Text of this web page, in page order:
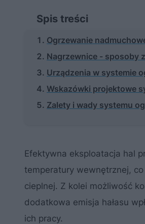
Spis treści
Ogrzewanie
Nagrzewnice - sposoby
Urządzenia w systemie
Wskazówki projektowe
Zalety i wady systemu
Efektywna eksploatacja hal
temperatury wewnętrznej,
cieplnej. Z kolei możliwość
dodatkowa emisja hałasu
ich pracy.